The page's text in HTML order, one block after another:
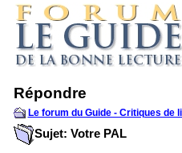
Répondre
Le forum du Guide - Critiques de
Sujet: Votre PAL